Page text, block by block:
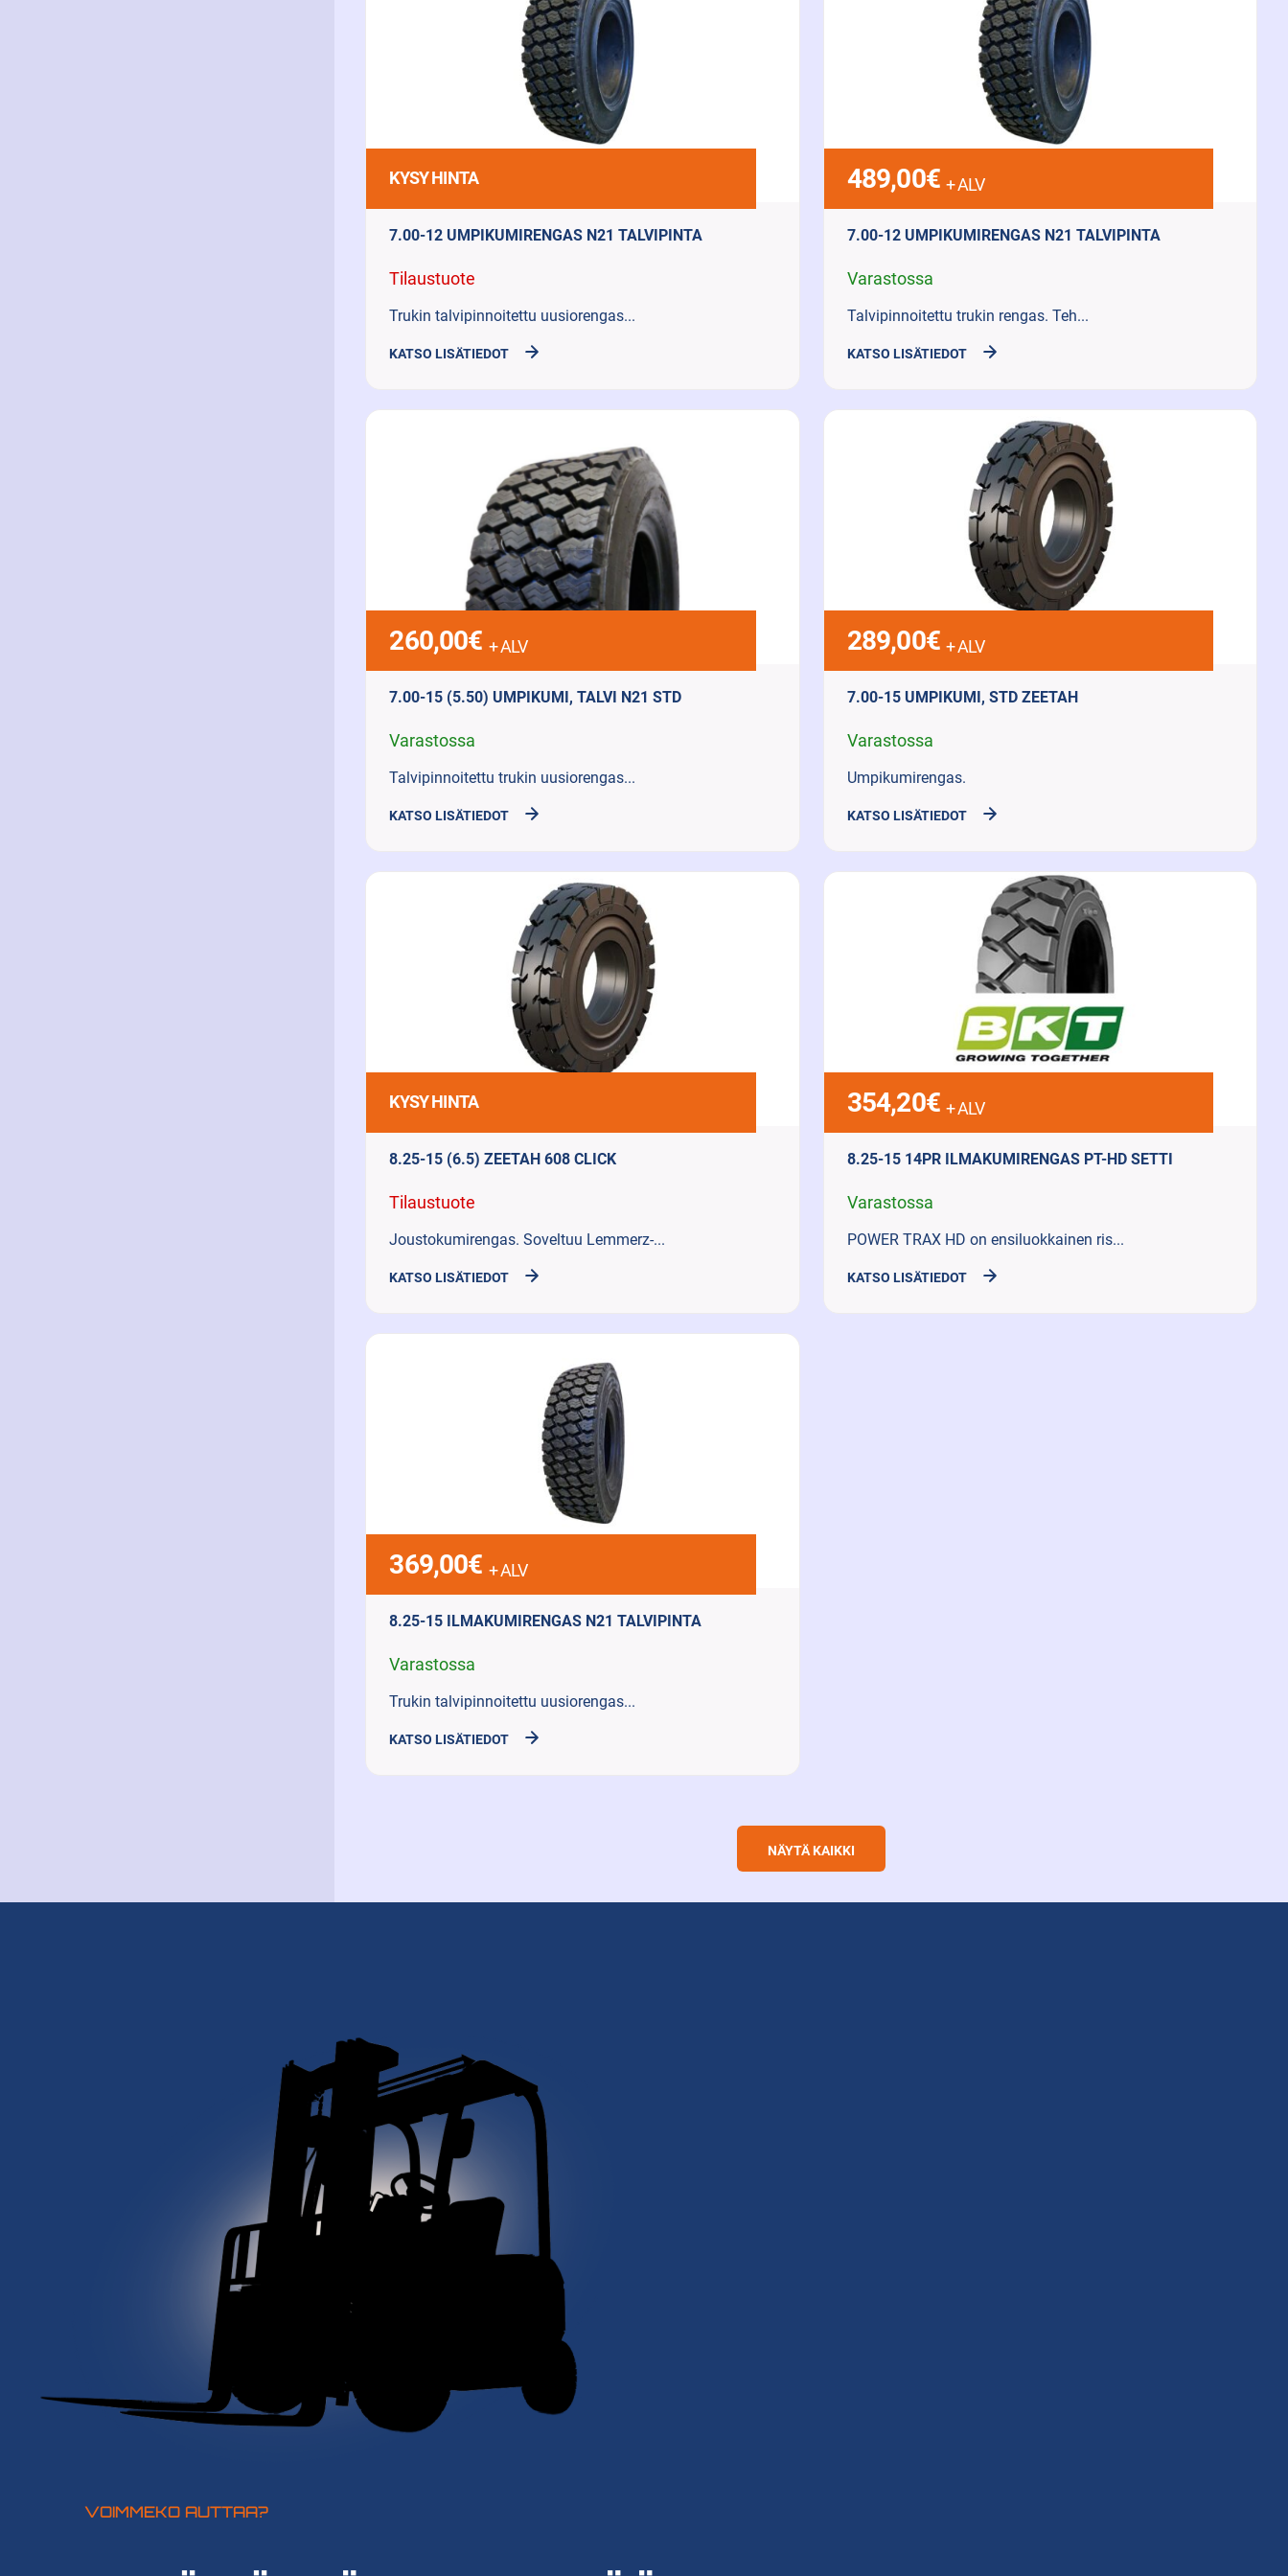
KYSY HINTA
7.00-12 UMPIKUMIRENGAS N21 TALVIPINTA
Tilaustuote
Trukin talvipinnoitettu uusiorengas...
KATSO LISÄTIEDOT
489,00€ + ALV
7.00-12 UMPIKUMIRENGAS N21 TALVIPINTA
Varastossa
Talvipinnoitettu trukin rengas. Teh...
KATSO LISÄTIEDOT
260,00€ + ALV
7.00-15 (5.50) UMPIKUMI, TALVI N21 STD
Varastossa
Talvipinnoitettu trukin uusiorengas...
KATSO LISÄTIEDOT
289,00€ + ALV
7.00-15 UMPIKUMI, STD ZEETAH
Varastossa
Umpikumirengas.
KATSO LISÄTIEDOT
KYSY HINTA
8.25-15 (6.5) ZEETAH 608 CLICK
Tilaustuote
Joustokumirengas. Soveltuu Lemmerz-...
KATSO LISÄTIEDOT
354,20€ + ALV
8.25-15 14PR ILMAKUMIRENGAS PT-HD SETTI
Varastossa
POWER TRAX HD on ensiluokkainen ris...
KATSO LISÄTIEDOT
369,00€ + ALV
8.25-15 ILMAKUMIRENGAS N21 TALVIPINTA
Varastossa
Trukin talvipinnoitettu uusiorengas...
KATSO LISÄTIEDOT
NÄYTÄ KAIKKI
VOIMMEKO AUTTAA?